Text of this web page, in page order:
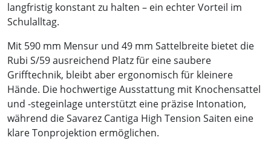
langfristig konstant zu halten – ein echter Vorteil im
Schulalltag.
Mit 590 mm Mensur und 49 mm Sattelbreite bietet die
Rubi S/59 ausreichend Platz für eine saubere
Grifftechnik, bleibt aber ergonomisch für kleinere
Hände. Die hochwertige Ausstattung mit Knochensattel
und -stegeinlage unterstützt eine präzise Intonation,
während die Savarez Cantiga High Tension Saiten eine
klare Tonprojektion ermöglichen.